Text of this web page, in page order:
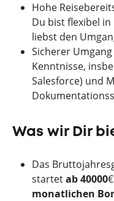
Hohe
Du bist flexibel
liebst den
Sicherer
Kenntnisse,
Salesforce) und
Was wir Dir
Das
startetab 40000
monatlichen